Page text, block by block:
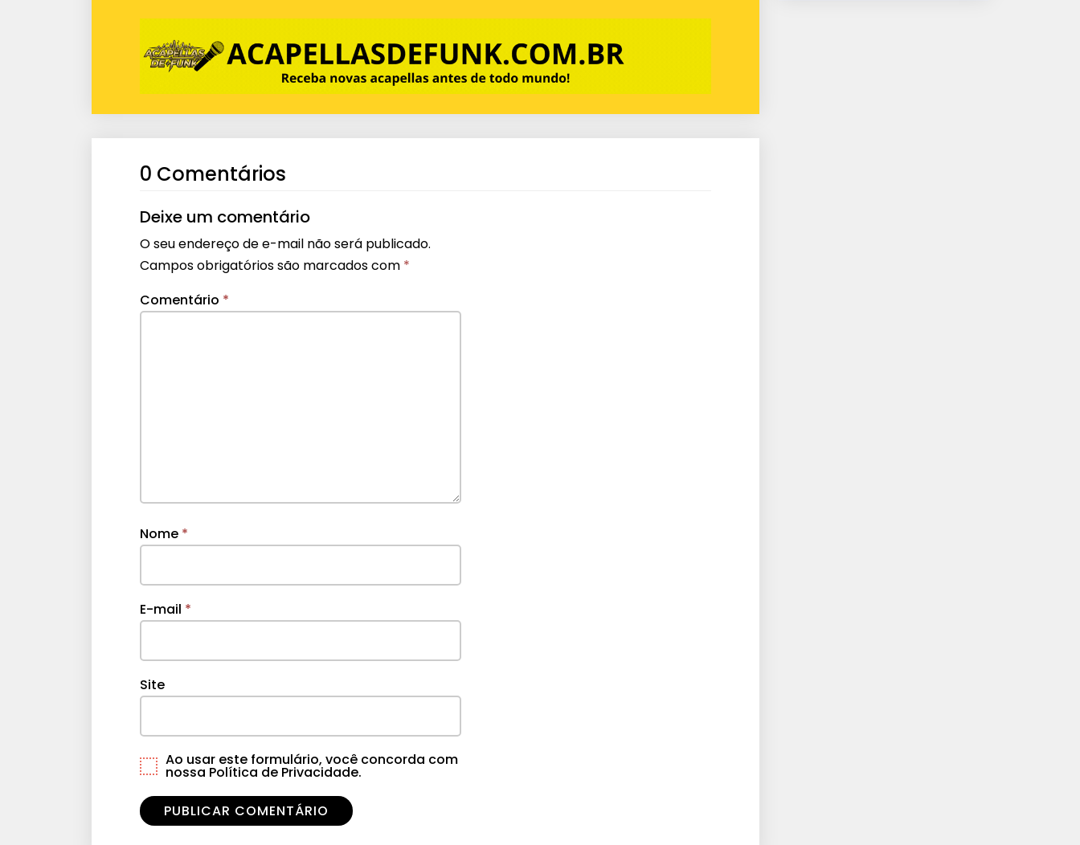
0 Comentários
Deixe um comentário
O seu endereço de e-mail não será publicado.
Campos obrigatórios são marcados com *
Comentário *
Nome *
E-mail *
Site
Ao usar este formulário, você concorda com
nossa Política de Privacidade.